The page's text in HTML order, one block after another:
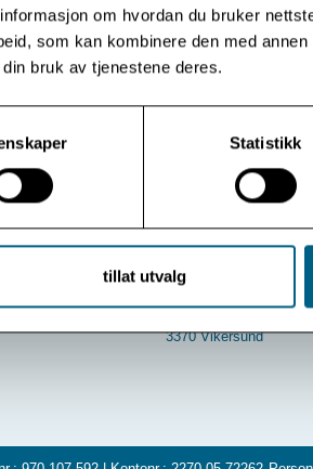
om hvordan du bruker
som kan kombinere den med
bruk av tjenestene deres.
Statistikk
tillat utvalg
Besøksadresse:
Badeveien 287
3370 Vikersund